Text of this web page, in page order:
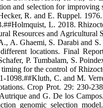
and selection for improving
R. and E. Ruppel.
L. 2018.
Resources and Agricultural
A. Ghaemi, S. Darabi and S.
locations. Final
P. Tumbalam, S.
for the control of
1098.##Kluth, C. and M.
Crop Prot. 29: 230-
and G. De los
genomic selection